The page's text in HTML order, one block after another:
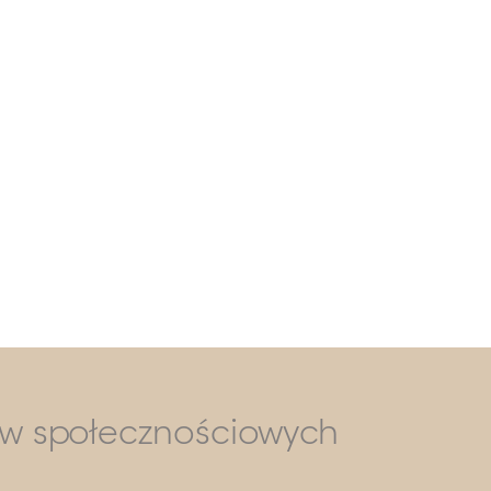
społecznościowych